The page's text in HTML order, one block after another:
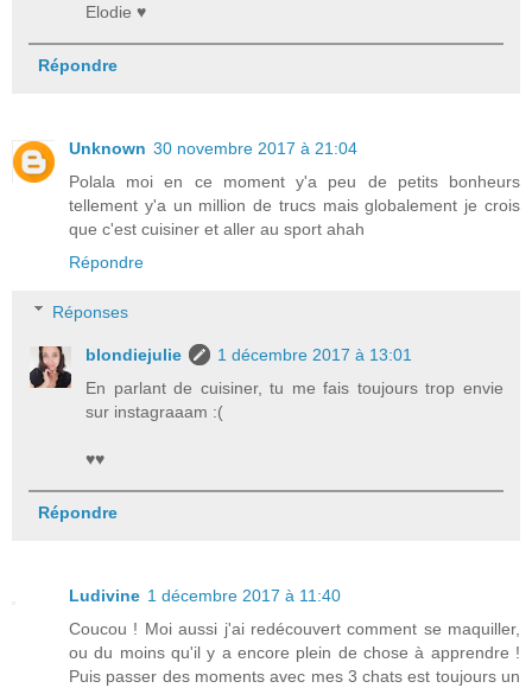
Elodie ♥
Répondre
Unknown 30 novembre 2017 à 21:04
Polala moi en ce moment y'a peu de petits bonheurs
tellement y'a un million de trucs mais globalement je crois
que c'est cuisiner et aller au sport ahah
Répondre
Réponses
blondiejulie
1 décembre 2017 à 13:01
En parlant de cuisiner, tu me fais toujours trop envie
sur instagraaam :(
♥♥
Répondre
Ludivine 1 décembre 2017 à 11:40
Coucou ! Moi aussi j'ai redécouvert comment se maquiller,
ou du moins qu'il y a encore plein de chose à apprendre !
Puis passer des moments avec mes 3 chats est toujours un